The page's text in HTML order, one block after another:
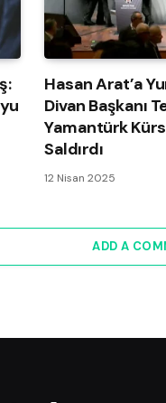
Hasan Arat’a
Divan Başkanı
Yamantürk
Saldırdı
12 Nisan 2025
ADD A